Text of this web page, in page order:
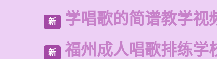
新 学唱歌的简谱教学视
新 福州成人唱歌排练学